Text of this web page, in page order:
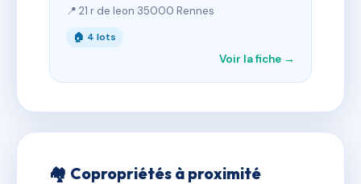
📍 21 r de leon 35000 Rennes
🏠 4 lots
Voir la fiche →
🏘 Copropriétés à proximité